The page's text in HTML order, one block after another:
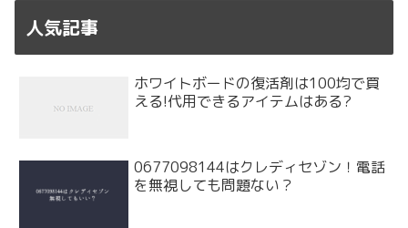
人気記事
ホワイトボードの復活剤は100均で買
える!代用できるアイテムはある?
0677098144はクレディセゾン！電話
を無視しても問題ない？